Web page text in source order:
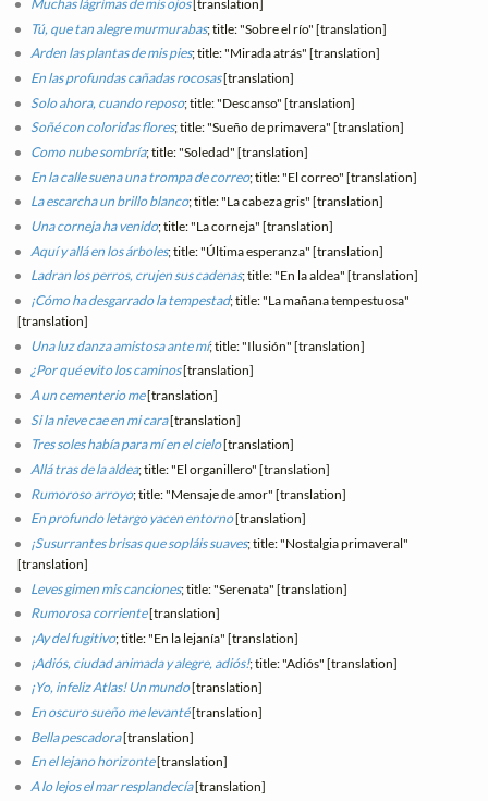
Muchas lágrimas de mis ojos[translation]
Tú, que tan alegre murmurabas; title: "Sobre el río" [translation]
Arden las plantas de mis pies; title: "Mirada atrás" [translation]
En las profundas cañadas rocosas[translation]
Solo ahora, cuando reposo; title: "Descanso" [translation]
Soñé con coloridas flores; title: "Sueño de primavera" [translation]
Como nube sombría; title: "Soledad" [translation]
En la calle suena una trompa de correo; title: "El correo" [translation]
La escarcha un brillo blanco; title: "La cabeza gris" [translation]
Una corneja ha venido; title: "La corneja" [translation]
Aquí y allá en los árboles; title: "Última esperanza" [translation]
Ladran los perros, crujen sus cadenas; title: "En la aldea" [translation]
¡Cómo ha desgarrado la tempestad; title: "La mañana tempestuosa"
[translation]
Una luz danza amistosa ante mí; title: "Ilusión" [translation]
¿Por qué evito los caminos[translation]
A un cementerio me[translation]
Si la nieve cae en mi cara[translation]
Tres soles había para mí en el cielo[translation]
Allá tras de la aldea; title: "El organillero" [translation]
Rumoroso arroyo; title: "Mensaje de amor" [translation]
En profundo letargo yacen entorno[translation]
¡Susurrantes brisas que sopláis suaves; title: "Nostalgia primaveral"
[translation]
Leves gimen mis canciones; title: "Serenata" [translation]
Rumorosa corriente[translation]
¡Ay del fugitivo; title: "En la lejanía" [translation]
¡Adiós, ciudad animada y alegre, adiós!; title: "Adiós" [translation]
¡Yo, infeliz Atlas! Un mundo[translation]
En oscuro sueño me levanté[translation]
Bella pescadora[translation]
En el lejano horizonte[translation]
A lo lejos el mar resplandecía[translation]